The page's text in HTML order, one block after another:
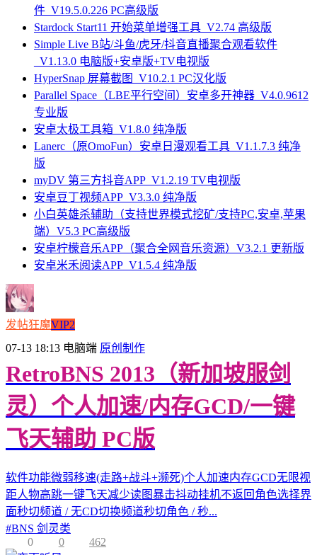
件_V19.5.0.226 PC高级版
Stardock Start11 开始菜单增强工具_V2.74 高级版
Simple Live B站/斗鱼/虎牙/抖音直播聚合观看软件
_V1.13.0 电脑版+安卓版+TV电视版
HyperSnap 屏幕截图_V10.2.1 PC汉化版
Parallel Space（LBE平行空间）安卓多开神器_V4.0.9612
专业版
安卓太极工具箱_V1.8.0 纯净版
Lanerc（原OmoFun）安卓日漫观看工具_V1.1.7.3 纯净
版
myDV 第三方抖音APP_V1.2.19 TV电视版
安卓豆丁视频APP_V3.3.0 纯净版
小白英雄杀辅助（支持世界模式挖矿/支持PC,安卓,苹果
端）V5.3 PC高级版
安卓柠檬音乐APP（聚合全网音乐资源）V3.2.1 更新版
安卓米禾阅读APP_V1.5.4 纯净版
发帖狂魔VIP2
07-13 18:13 电脑端 原创制作
RetroBNS 2013（新加坡服剑
灵）个人加速/内存GCD/一键
飞天辅助 PC版
软件功能微弱移速(走路+战斗+濒死)个人加速内存GCD无限视
距人物高跳一键飞天减少读图暴击抖动挂机不返回角色选择界
面秒切频道 / 无CD切换频道秒切角色 / 秒...
#BNS 剑灵类
0
0 462